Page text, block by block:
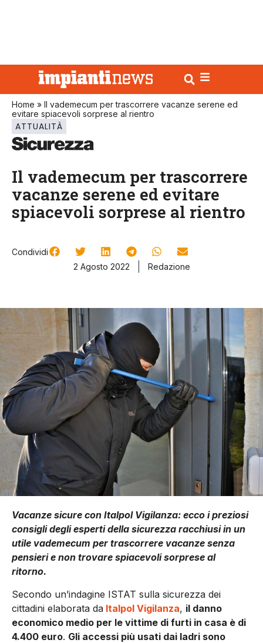
Home » Il vademecum per trascorrere vacanze serene ed
evitare spiacevoli sorprese al rientro
ATTUALITÀ
Il vademecum per trascorrere
vacanze serene ed evitare
spiacevoli sorprese al rientro
Condividi
2 Agosto 2022
Redazione
Vacanze sicure con Italpol Vigilanza: ecco i preziosi
consigli degli esperti della sicurezza racchiusi in un
utile vademecum per trascorrere vacanze senza
pensieri e non trovare spiacevoli sorprese al
ritorno.
Secondo un’indagine ISTAT sulla sicurezza dei
cittadini elaborata da Italpol Vigilanza, il danno
economico medio per le vittime di furti in casa è di
4.400 euro. Gli accessi più usati dai ladri sono